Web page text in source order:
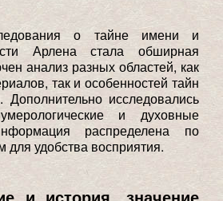
о тайне имени и
Арлена стала обширная
анализ разных областей, как
так и особенностей тайн
исследовались
и духовные
распределена по
для удобства восприятия.